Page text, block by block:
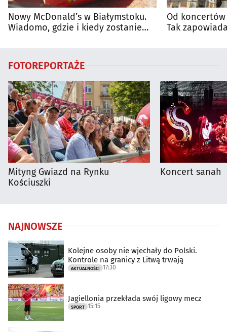
Nowy McDonald’s w Białymstoku.
Wiadomo, gdzie i kiedy zostanie
Od
Tak
FOTOREPORTAŻE
Mityng Gwiazd na Rynku
Kościuszki
Koncert sanah
NAJNOWSZE
Kolejne osoby nie wjechały do Polski.
Kontrole na granicy z Litwą trwają
AKTUALNOŚCI 17:30
Jagiellonia przekłada swój ligowy mecz
SPORT 15:15